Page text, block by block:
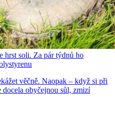
hrst soli. Za pár týdnů ho
věčně. Naopak – když si při
docela obyčejnou sůl, zmizí